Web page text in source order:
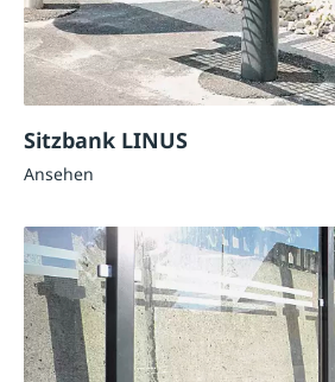
Sitzbank LINUS
Ansehen